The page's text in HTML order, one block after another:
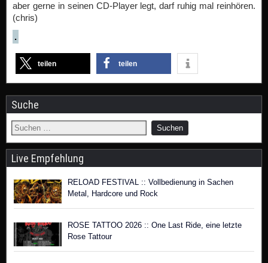
aber gerne in seinen CD-Player legt, darf ruhig mal reinhören.
(chris)
.
teilen teilen
Suche
Live Empfehlung
RELOAD FESTIVAL :: Vollbedienung in Sachen
Metal, Hardcore und Rock
ROSE TATTOO 2026 :: One Last Ride, eine letzte
Rose Tattour